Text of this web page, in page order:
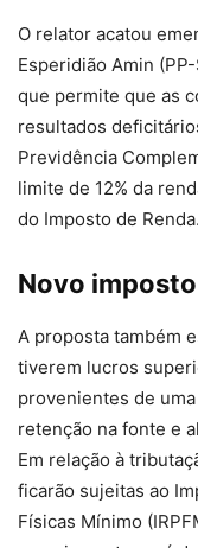
O relator acatou
Esperidião Amin
que permite que as
resultados
Previdência
limite de 12% da
do Imposto de Renda.
Novo imposto
A proposta também
tiverem lucros
provenientes de
retenção na fonte e
Em relação à
ficarão sujeitas ao
Físicas Mínimo